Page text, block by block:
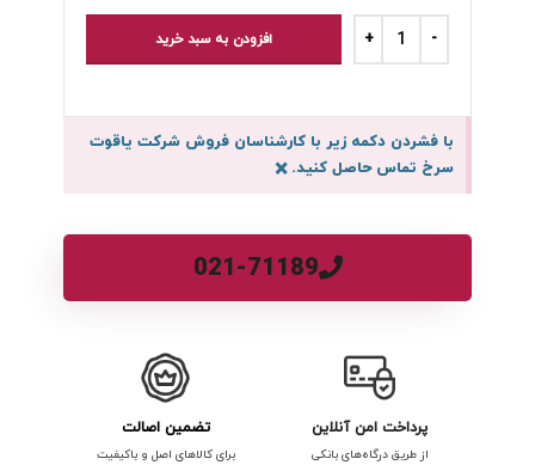
افزودن به سبد خرید
با فشردن دکمه زیر با کارشناسان فروش شرکت یاقوت
سرخ تماس حاصل کنید.×
021-71189
پرداخت امن آنلاین
از طریق درگاه‌های بانکی
تضمین اصالت
برای کالاهای اصل و باکیفیت